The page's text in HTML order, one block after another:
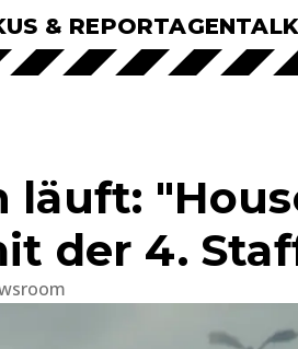
& REPORTAGEN
läuft:
der 4.